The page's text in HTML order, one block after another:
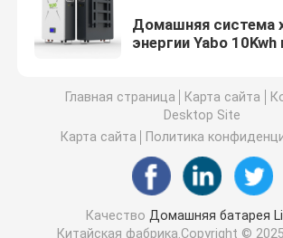
Домашняя система
энергии Yabo
Главная страница Карта сайта
Desktop Site
Карта сайта
Политика
Качество Домашняя батарея
Китайская фабрика.Copyright ©